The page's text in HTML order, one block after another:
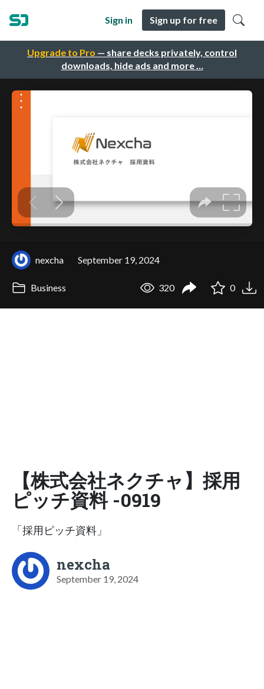
Upgrade to Pro — share decks privately, control
downloads, hide ads and more …
Sign in Sign up for free
nexcha September 19, 2024
Business 320 0
【株式会社ネクチャ】採用
ピッチ資料 -0919
「採用ピッチ資料」
nexcha
September 19, 2024